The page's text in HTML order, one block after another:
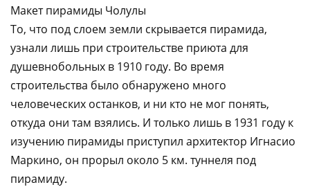
Макет пирамиды Чолулы
То, что под слоем земли скрывается пирамида,
узнали лишь при строительстве приюта для
душевнобольных в 1910 году. Во время
строительства было обнаружено много
человеческих останков, и ни кто не мог понять,
откуда они там взялись. И только лишь в 1931 году к
изучению пирамиды приступил архитектор Игнасио
Маркино, он прорыл около 5 км. туннеля под
пирамиду.